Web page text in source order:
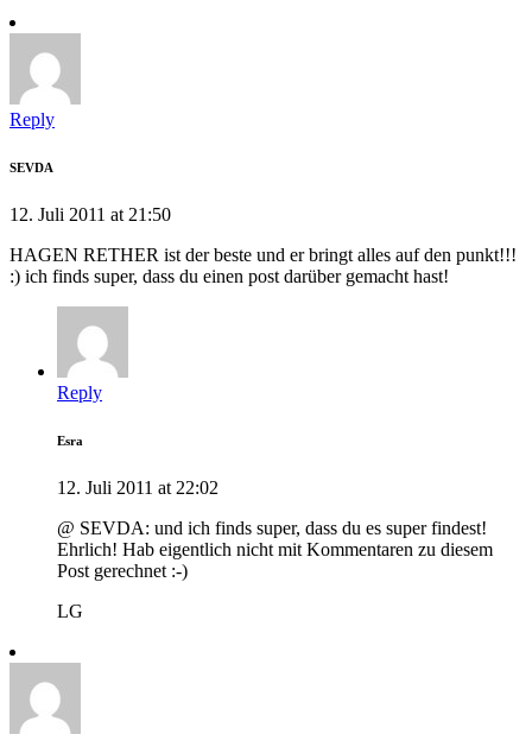
Reply
SEVDA
12. Juli 2011 at 21:50
HAGEN RETHER ist der beste und er bringt alles auf den punkt!!!
:) ich finds super, dass du einen post darüber gemacht hast!
Reply
Esra
12. Juli 2011 at 22:02
@ SEVDA: und ich finds super, dass du es super findest!
Ehrlich! Hab eigentlich nicht mit Kommentaren zu diesem
Post gerechnet :-)
LG